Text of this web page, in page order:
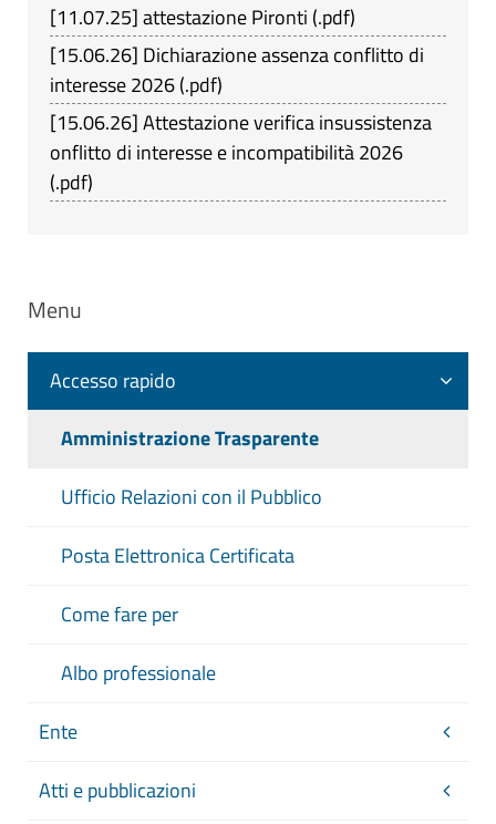
[11.07.25]attestazione Pironti (.pdf)
[15.06.26] Dichiarazione assenza conflitto di
interesse 2026(.pdf)
[15.06.26]Attestazione verifica insussistenza
onflitto di interesse e incompatibilità 2026
(.pdf)
Menu
Accesso rapido
Amministrazione Trasparente
Ufficio Relazioni con il Pubblico
Posta Elettronica Certificata
Come fare per
Albo professionale
Ente
Atti e pubblicazioni